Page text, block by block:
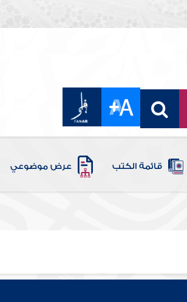
قائمة الكتب عرض موضوعي